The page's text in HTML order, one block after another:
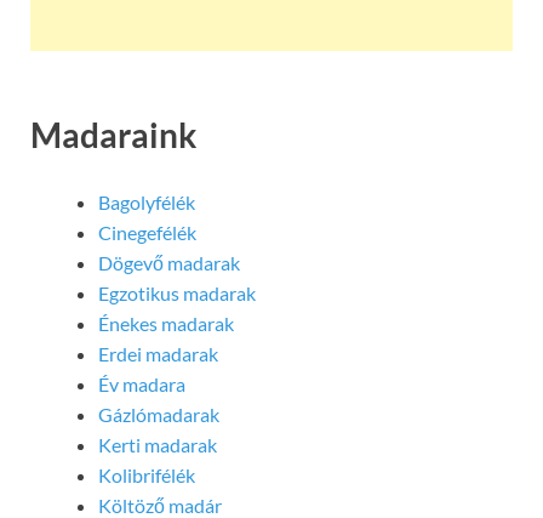
Madaraink
Bagolyfélék
Cinegefélék
Dögevő madarak
Egzotikus madarak
Énekes madarak
Erdei madarak
Év madara
Gázlómadarak
Kerti madarak
Kolibrifélék
Költöző madár